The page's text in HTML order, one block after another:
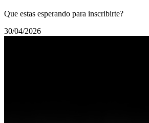
Que estas esperando para inscribirte?
30/04/2026